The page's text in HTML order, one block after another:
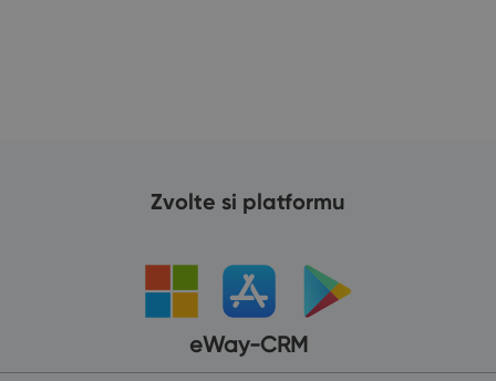
Zvolte si platformu
eWay-CRM